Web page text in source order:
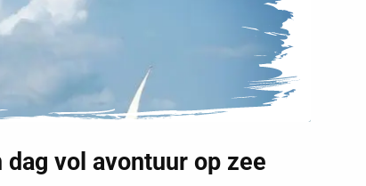
vol avontuur op zee